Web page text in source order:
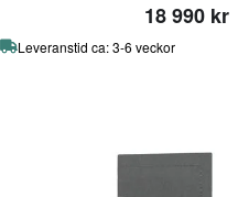
18 990 kr
Leveranstid ca: 3-6 veckor